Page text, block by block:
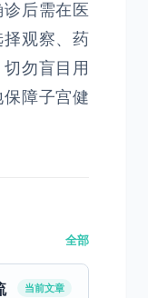
后需在医
观察、药
勿盲目用
障子宫健
全部
当前文章